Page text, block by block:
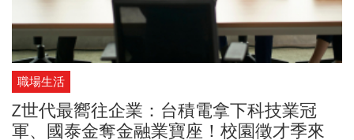
職場生活
Z世代最嚮往企業：台積電拿下科技業冠
軍、國泰金奪金融業寶座！校園徵才季來